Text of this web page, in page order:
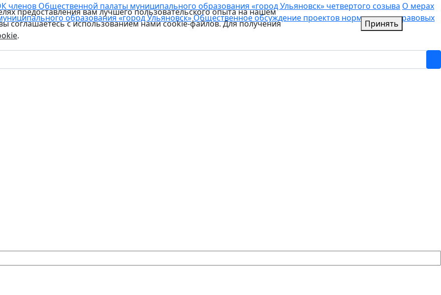
членов Общественной палаты муниципального образования «город Ульяновск» четвертого созыва О мерах
образования «город Ульяновск»Общественное обсуждение проектов нормативных правовых
предоставления вам лучшего пользовательского опыта на нашем
соглашаетесь с использованием нами cookie-файлов. Для получения
.
Принять